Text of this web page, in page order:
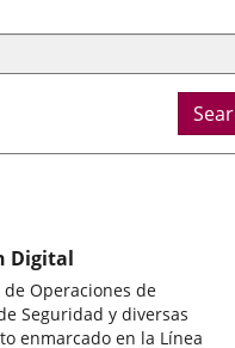
Digital
Operaciones de
Seguridad y diversas
enmarcado en la Línea